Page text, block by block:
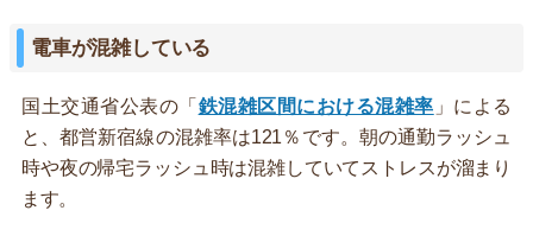
電車が混雑している
国土交通省公表の「 鉄混雑区間における混雑率 」による
と、都営新宿線の混雑率は121％です。朝の通勤ラッシュ
時や夜の帰宅ラッシュ時は混雑していてストレスが溜まり
ます。